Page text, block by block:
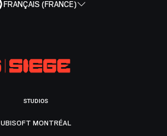
FRANÇAIS (FRANCE)
STUDIOS
UBISOFT MONTRÉAL